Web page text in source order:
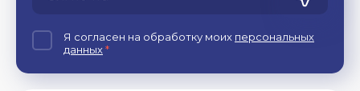
Я согласен на обработку моих персональных
данных*